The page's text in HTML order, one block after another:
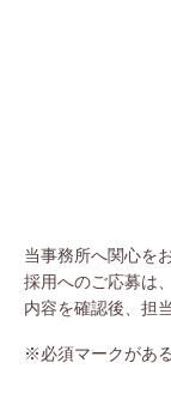
当事務所へ関心を
採用へのご応募は
内容を確認後、担
※必須マークがあ